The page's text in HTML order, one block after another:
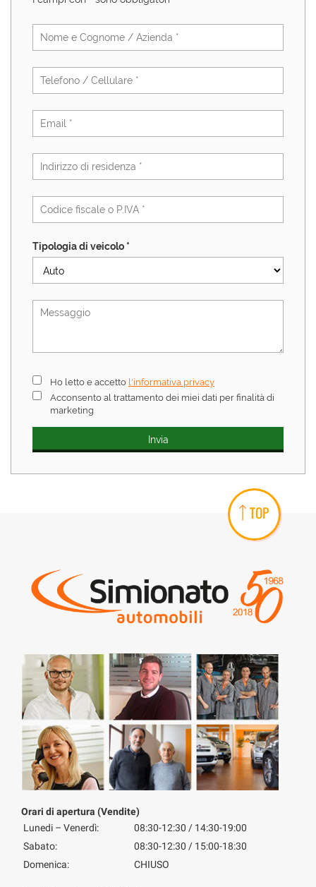
Tipologia di veicolo *
Ho letto e accetto l'informativa privacy
Acconsento al trattamento dei miei dati per finalità di
marketing
TOP
Orari di apertura (Vendite)
Lunedi – Venerdì:
08:30-12:30 / 14:30-19:00
Sabato:
08:30-12:30 / 15:00-18:30
Domenica:
CHIUSO